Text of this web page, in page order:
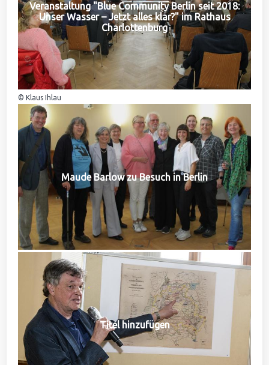
Veranstaltung "Blue Community Berlin seit 2018:
Unser Wasser – Jetzt alles klar?" im Rathaus
Charlottenburg
© Klaus Ihlau
Maude Barlow zu Besuch in Berlin
Titel hinzufügen